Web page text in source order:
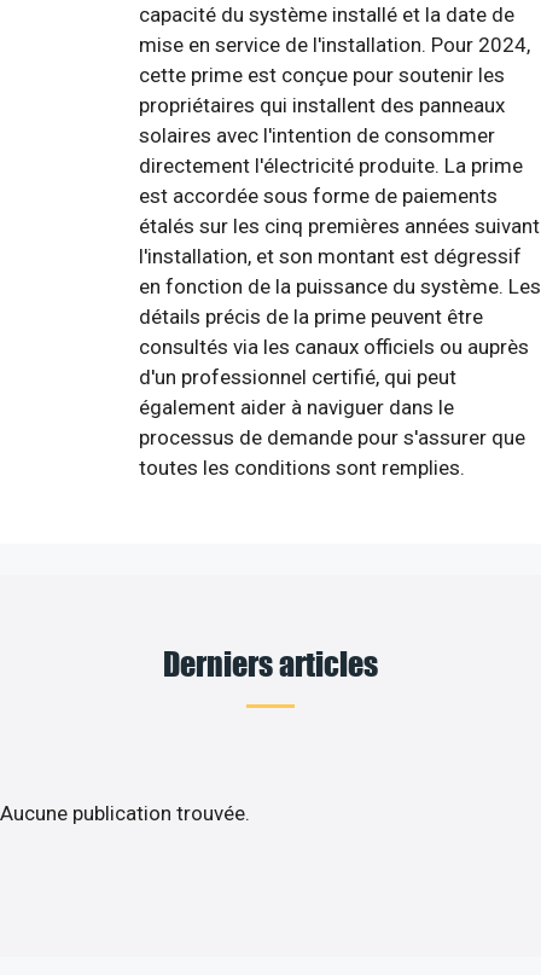
capacité du système installé et la date de
mise en service de l'installation. Pour 2024,
cette prime est conçue pour soutenir les
propriétaires qui installent des panneaux
solaires avec l'intention de consommer
directement l'électricité produite. La prime
est accordée sous forme de paiements
étalés sur les cinq premières années suivant
l'installation, et son montant est dégressif
en fonction de la puissance du système. Les
détails précis de la prime peuvent être
consultés via les canaux officiels ou auprès
d'un professionnel certifié, qui peut
également aider à naviguer dans le
processus de demande pour s'assurer que
toutes les conditions sont remplies.
Derniers articles
Aucune publication trouvée.